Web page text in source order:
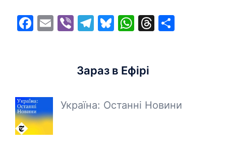
Facebook
EmailViberTelegram
Bluesky
WhatsApp
Threads
Зараз в Ефірі
Україна: Останні Новини